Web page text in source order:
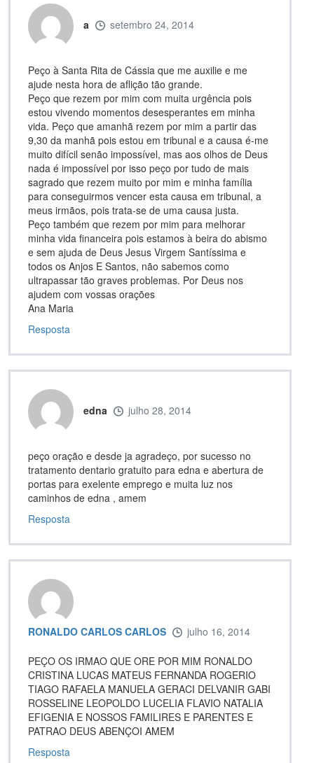
a setembro 24, 2014
Peço à Santa Rita de Cássia que me auxilie e me
ajude nesta hora de aflição tão grande.
Peço que rezem por mim com muita urgência pois
estou vivendo momentos desesperantes em minha
vida. Peço que amanhã rezem por mim a partir das
9,30 da manhã pois estou em tribunal e a causa é-me
muito difícil senão impossível, mas aos olhos de Deus
nada é impossível por isso peço por tudo de mais
sagrado que rezem muito por mim e minha família
para conseguirmos vencer esta causa em tribunal, a
meus irmãos, pois trata-se de uma causa justa.
Peço também que rezem por mim para melhorar
minha vida financeira pois estamos à beira do abismo
e sem ajuda de Deus Jesus Virgem Santíssima e
todos os Anjos E Santos, não sabemos como
ultrapassar tão graves problemas. Por Deus nos
ajudem com vossas orações
Ana Maria
Resposta
edna julho 28, 2014
peço oração e desde ja agradeço, por sucesso no
tratamento dentario gratuito para edna e abertura de
portas para exelente emprego e muita luz nos
caminhos de edna , amem
Resposta
RONALDO CARLOS CARLOS julho 16, 2014
PEÇO OS IRMAO QUE ORE POR MIM RONALDO
CRISTINA LUCAS MATEUS FERNANDA ROGERIO
TIAGO RAFAELA MANUELA GERACI DELVANIR GABI
ROSSELINE LEOPOLDO LUCELIA FLAVIO NATALIA
EFIGENIA E NOSSOS FAMILIRES E PARENTES E
PATRAO DEUS ABENÇOI AMEM
Resposta